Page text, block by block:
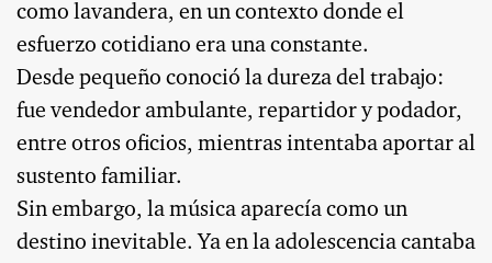
como lavandera, en un contexto donde el
esfuerzo cotidiano era una constante.
Desde pequeño conoció la dureza del trabajo:
fue vendedor ambulante, repartidor y podador,
entre otros oficios, mientras intentaba aportar al
sustento familiar.
Sin embargo, la música aparecía como un
destino inevitable. Ya en la adolescencia cantaba